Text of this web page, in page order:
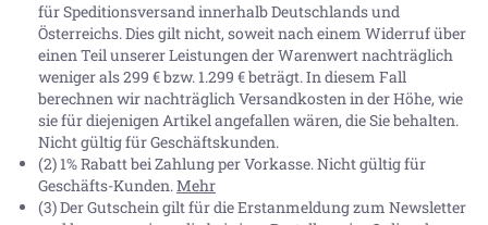
für Speditionsversand innerhalb Deutschlands und
Österreichs. Dies gilt nicht, soweit nach einem Widerruf über
einen Teil unserer Leistungen der Warenwert nachträglich
weniger als 299 € bzw. 1.299 € beträgt. In diesem Fall
berechnen wir nachträglich Versandkosten in der Höhe, wie
sie für diejenigen Artikel angefallen wären, die Sie behalten.
Nicht gültig für Geschäftskunden.
(2) 1% Rabatt bei Zahlung per Vorkasse. Nicht gültig für
Geschäfts-Kunden.Mehr
(3) Der Gutschein gilt für die Erstanmeldung zum Newsletter